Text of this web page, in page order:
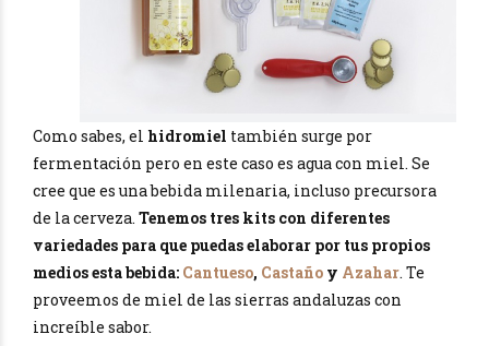
Como sabes, el hidromiel también surge por
fermentación pero en este caso es agua con miel. Se
cree que es una bebida milenaria, incluso precursora
de la cerveza. Tenemos tres kits con diferentes
variedades para que puedas elaborar por tus propios
medios esta bebida: Cantueso, Castaño y Azahar. Te
proveemos de miel de las sierras andaluzas con
increíble sabor.